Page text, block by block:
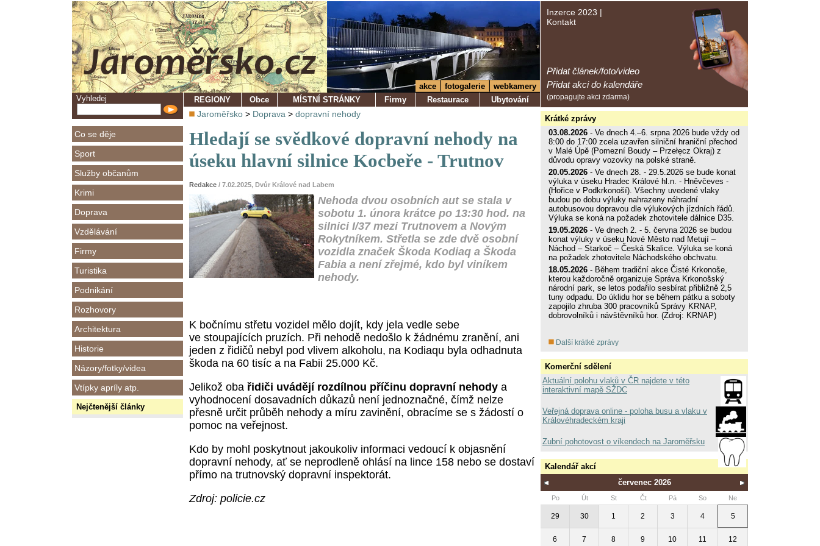
Vyhledej
Co se děje
Sport
Služby občanům
Krimi
Doprava
Vzdělávání
Firmy
Turistika
Podnikání
Rozhovory
Architektura
Historie
Názory/fotky/videa
Vtípky apríly atp.
Nejčtenější články
Inzerce 2023 |
Kontakt
Přidat článek/foto/video
Přidat akci do kalendáře
(propagujte akci zdarma)
akce fotogalerie
webkamery
REGIONY
Obce MÍSTNÍ STRÁNKY Firmy Restaurace Ubytování
Jaroměřsko > Doprava > dopravní nehody
Hledají se svědkové dopravní nehody na
úseku hlavní silnice Kocbeře - Trutnov
Redakce / 7.02.2025, Dvůr Králové nad Labem
Nehoda dvou osobních aut se stala v
sobotu 1. února krátce po 13:30 hod. na
silnici I/37 mezi Trutnovem a Novým
Rokytníkem. Střetla se zde dvě osobní
vozidla značek Škoda Kodiaq a Škoda
Fabia a není zřejmé, kdo byl viníkem
nehody.
K bočnímu střetu vozidel mělo dojít, kdy jela vedle sebe
ve stoupajících pruzích. Při nehodě nedošlo k žádnému zranění, ani
jeden z řidičů nebyl pod vlivem alkoholu, na Kodiaqu byla odhadnuta
škoda na 60 tisíc a na Fabii 25.000 Kč.
Jelikož oba řidiči uvádějí rozdílnou příčinu dopravní nehody a
vyhodnocení dosavadních důkazů není jednoznačné, čímž nelze
přesně určit průběh nehody a míru zavinění, obracíme se s žádostí o
pomoc na veřejnost.
Kdo by mohl poskytnout jakoukoliv informaci vedoucí k objasnění
dopravní nehody, ať se neprodleně ohlásí na lince 158 nebo se dostaví
přímo na trutnovský dopravní inspektorát.
Zdroj: policie.cz
Krátké zprávy
03.08.2026 - Ve dnech 4.–6. srpna 2026 bude vždy od
8:00 do 17:00 zcela uzavřen silniční hraniční přechod
v Malé Úpě (Pomezní Boudy – Przełęcz Okraj) z
důvodu opravy vozovky na polské straně.
20.05.2026 - Ve dnech 28. - 29.5.2026 se bude konat
výluka v úseku Hradec Králové hl.n. - Hněvčeves -
(Hořice v Podkrkonoší). Všechny uvedené vlaky
budou po dobu výluky nahrazeny náhradní
autobusovou dopravou dle výlukových jízdních řádů.
Výluka se koná na požadek zhotovitele dálnice D35.
19.05.2026 - Ve dnech 2. - 5. června 2026 se budou
konat výluky v úseku Nové Město nad Metují –
Náchod – Starkoč – Česká Skalice. Výluka se koná
na požadek zhotovitele Náchodského obchvatu.
18.05.2026 - Během tradiční akce Čisté Krkonoše,
kterou každoročně organizuje Správa Krkonošský
národní park, se letos podařilo sesbírat přibližně 2,5
tuny odpadu. Do úklidu hor se během pátku a soboty
zapojilo zhruba 300 pracovníků Správy KRNAP,
dobrovolníků i návštěvníků hor. (Zdroj: KRNAP)
Další krátké zprávy
Komerční sdělení
Aktuální polohu vlaků v ČR najdete v této
interaktivní mapě SŽDC
Veřejná doprava online - poloha busu a vlaku v
Královéhradeckém kraji
Zubní pohotovost o víkendech na Jaroměřsku
Kalendář akcí
červenec 2026
Po Út St Čt Pá So Ne
29 30 1 2 3 4 5
6 7 8 9 10 11 12